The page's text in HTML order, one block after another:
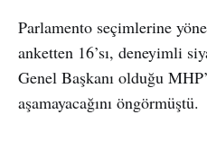
Parlamento seçimlerine
anketten 16’sı, deneyimli
Genel Başkanı olduğu
aşamayacağını öngörmüştü.